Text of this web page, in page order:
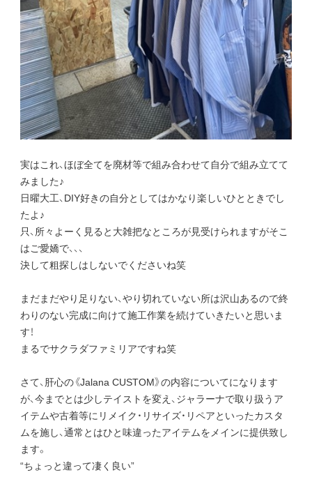
実はこれ、ほぼ全てを廃材等で組み合わせて自分で組み立てて
みました♪
日曜大工、DIY好きの自分としてはかなり楽しいひとときでし
たよ♪
只、所々よーく見ると大雑把なところが見受けられますがそこ
はご愛嬌で、、、
決して粗探しはしないでくださいね笑
まだまだやり足りない、やり切れていない所は沢山あるので終
わりのない完成に向けて施工作業を続けていきたいと思いま
す！
まるでサクラダファミリアですね笑
さて、肝心の《Jalana CUSTOM》の内容についてになります
が、今までとは少しテイストを変え、ジャラーナで取り扱うア
イテムや古着等にリメイク・リサイズ・リペアといったカスタ
ムを施し、通常とはひと味違ったアイテムをメインに提供致し
ます。
“ちょっと違って凄く良い”